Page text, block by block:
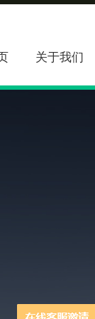
关于我们